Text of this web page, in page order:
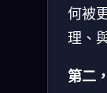
何被
理、
第二